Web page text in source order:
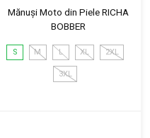
Mănuși Moto din Piele RICHA
BOBBER
S M L XL 2XL
3XL